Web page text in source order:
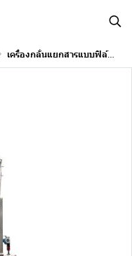
เครื่องกลั่นแยกสารแบบฟิล์มบาง แบบแก้ว Wiped-Film Molecular Still (WFMS) (Stainless Steel)